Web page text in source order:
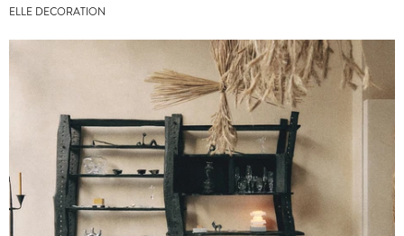
ELLE DECORATION